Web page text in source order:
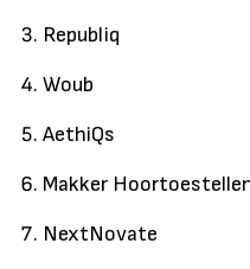
Republiq
Woub
AethiQs
Makker
NextNovate